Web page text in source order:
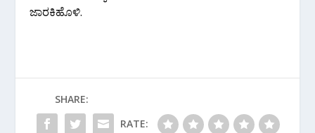
ಜಾರಕಿಹೊಳಿ.
SHARE:
RATE: